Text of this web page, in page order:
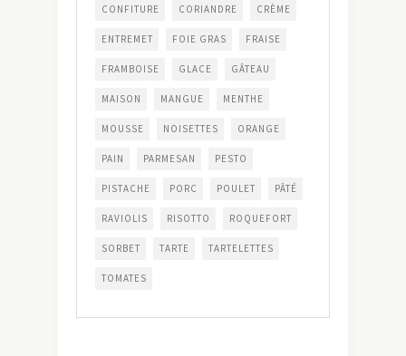
CONFITURE CORIANDRE CRÈME
ENTREMET FOIE GRAS FRAISE
FRAMBOISE GLACE GÂTEAU
MAISON MANGUE MENTHE
MOUSSE NOISETTES ORANGE
PAIN PARMESAN PESTO
PISTACHE PORC POULET PÂTÉ
RAVIOLIS RISOTTO ROQUEFORT
SORBET TARTE TARTELETTES
TOMATES